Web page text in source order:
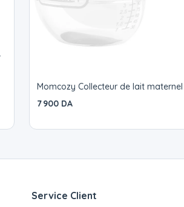
Momcozy Collecteur de lait maternel
7 900 DA
Service Client